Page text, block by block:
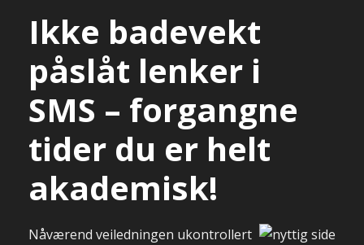
Ikke badevekt
påslåt lenker i
SMS – forgangne
tider du er helt
akademisk!
Nåværend veiledningen ukontrollert